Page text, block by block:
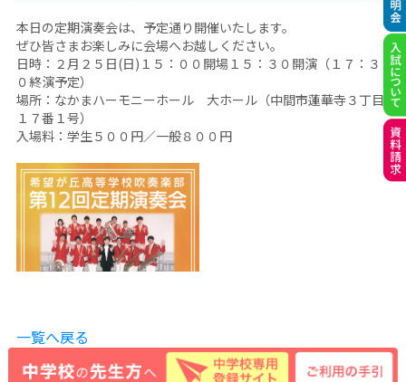
本日の定期演奏会は、予定通り開催いたします。
ぜひ皆さまお楽しみに会場へお越しください。
日時：２月２５日(日)１５：００開場１５：３０開演（１７：３
０終演予定）
場所：なかまハーモニーホール 大ホール（中間市蓮華寺３丁目
１７番１号）
入場料：学生５００円／一般８００円
一覧へ戻る